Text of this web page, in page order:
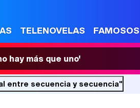
TELENOVELAS FAMOSOS
hay más que uno'
entre secuencia y secuencia"